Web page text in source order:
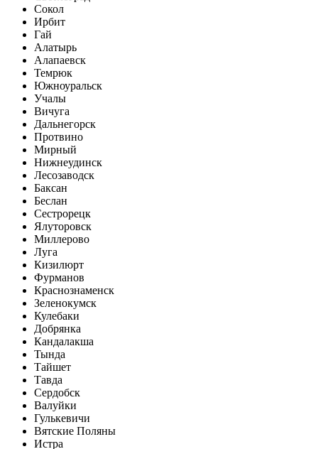
Сокол
Ирбит
Гай
Алатырь
Алапаевск
Темрюк
Южноуральск
Учалы
Вичуга
Дальнегорск
Протвино
Мирный
Нижнеудинск
Лесозаводск
Баксан
Беслан
Сестрорецк
Ялуторовск
Миллерово
Луга
Кизилюрт
Фурманов
Краснознаменск
Зеленокумск
Кулебаки
Добрянка
Кандалакша
Тында
Тайшет
Тавда
Сердобск
Валуйки
Гулькевичи
Вятские Поляны
Истра